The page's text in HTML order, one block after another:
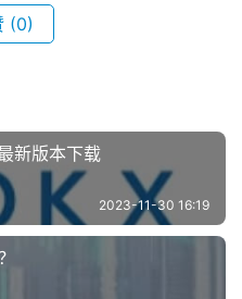
(0)
新版本下载
2023-11-30 16:19